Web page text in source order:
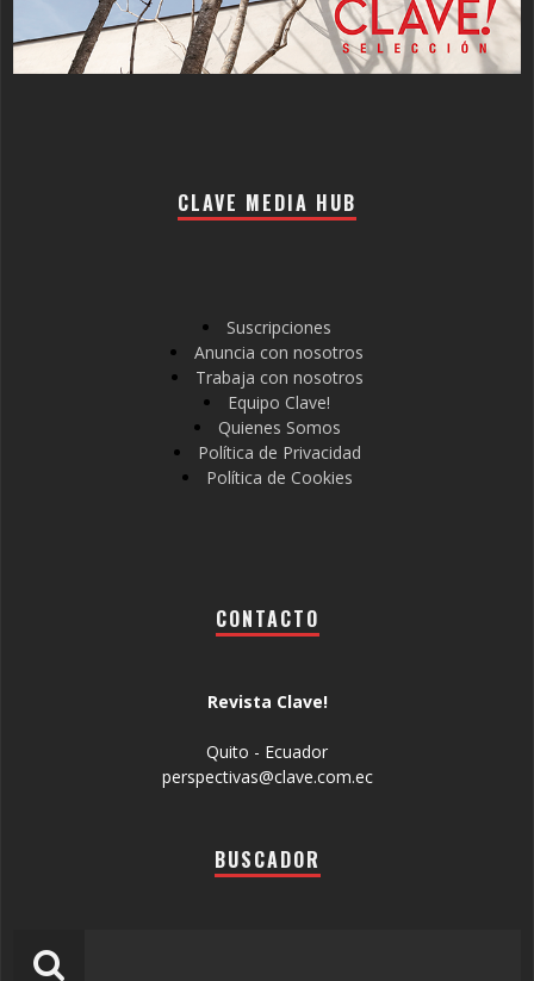
CLAVE MEDIA HUB
Suscripciones
Anuncia con nosotros
Trabaja con nosotros
Equipo Clave!
Quienes Somos
Política de Privacidad
Política de Cookies
CONTACTO
Revista Clave!
Quito - Ecuador
perspectivas@clave.com.ec
BUSCADOR